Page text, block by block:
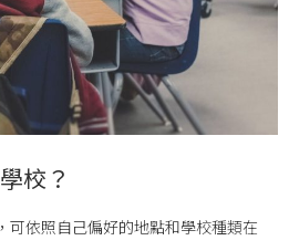
校？
可依照自己偏好的地點和學校種類在